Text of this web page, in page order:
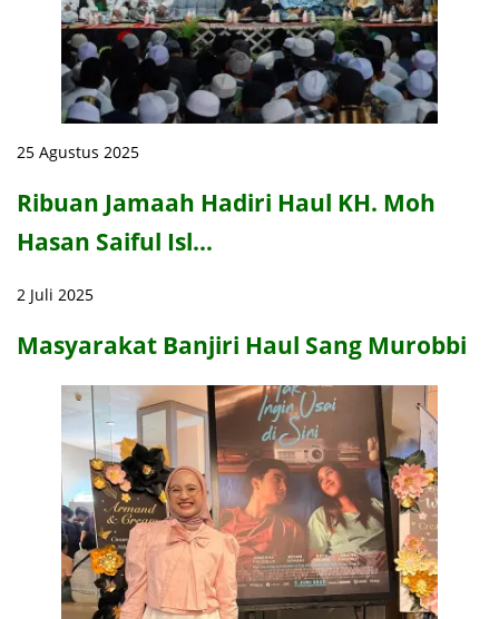
25 Agustus 2025
Ribuan Jamaah Hadiri Haul KH. Moh
Hasan Saiful Isl…
2 Juli 2025
Masyarakat Banjiri Haul Sang Murobbi